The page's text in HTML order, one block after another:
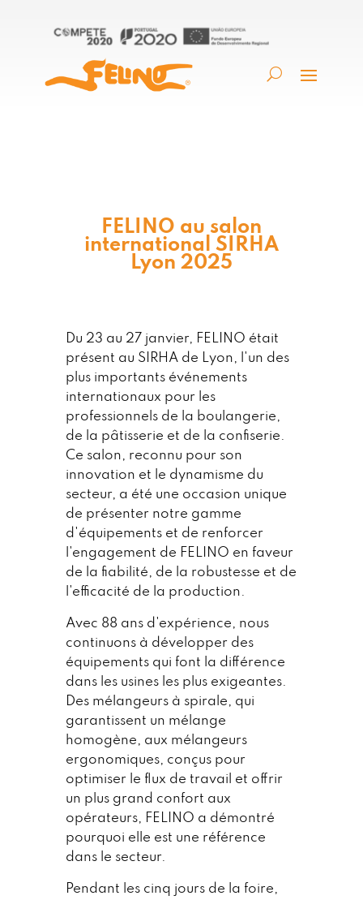
FELINO au salon
international SIRHA
Lyon 2025
Du 23 au 27 janvier, FELINO était
présent au SIRHA de Lyon, l'un des
plus importants événements
internationaux pour les
professionnels de la boulangerie,
de la pâtisserie et de la confiserie.
Ce salon, reconnu pour son
innovation et le dynamisme du
secteur, a été une occasion unique
de présenter notre gamme
d'équipements et de renforcer
l'engagement de FELINO en faveur
de la fiabilité, de la robustesse et de
l'efficacité de la production.
Avec 88 ans d'expérience, nous
continuons à développer des
équipements qui font la différence
dans les usines les plus exigeantes.
Des mélangeurs à spirale, qui
garantissent un mélange
homogène, aux mélangeurs
ergonomiques, conçus pour
optimiser le flux de travail et offrir
un plus grand confort aux
opérateurs, FELINO a démontré
pourquoi elle est une référence
dans le secteur.
Pendant les cinq jours de la foire,